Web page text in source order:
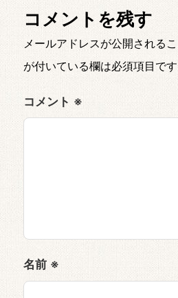
コメントを残す
メールアドレスが公開される
が付いている欄は必須項目です
コメント ※
名前※